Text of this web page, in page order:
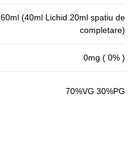
60ml (40ml Lichid 20ml spatiu de
completare)
0mg ( 0% )
70%VG 30%PG